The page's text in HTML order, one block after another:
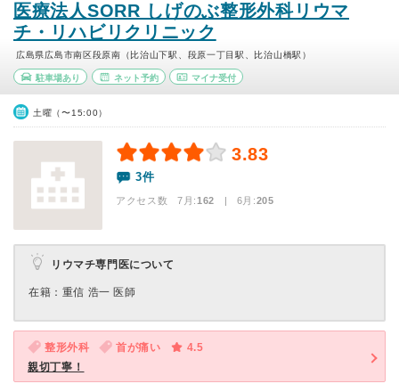
医療法人SORR しげのぶ整形外科リウマ
チ・リハビリクリニック
広島県広島市南区段原南（比治山下駅、段原一丁目駅、比治山橋駅）
駐車場あり ネット予約 マイナ受付
土曜（〜15:00）
3.83
3件
アクセス数 7月:162 | 6月:205
リウマチ専門医について
在籍：重信 浩一 医師
整形外科 首が痛い
4.5
親切丁寧！